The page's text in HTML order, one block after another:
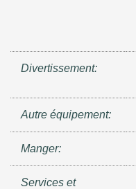
Divertissement:
Autre équipement:
Manger:
Services et